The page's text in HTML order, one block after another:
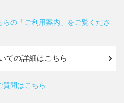
の「ご利用案内」をご覧くださ
ての詳細はこちら
質問はこちら